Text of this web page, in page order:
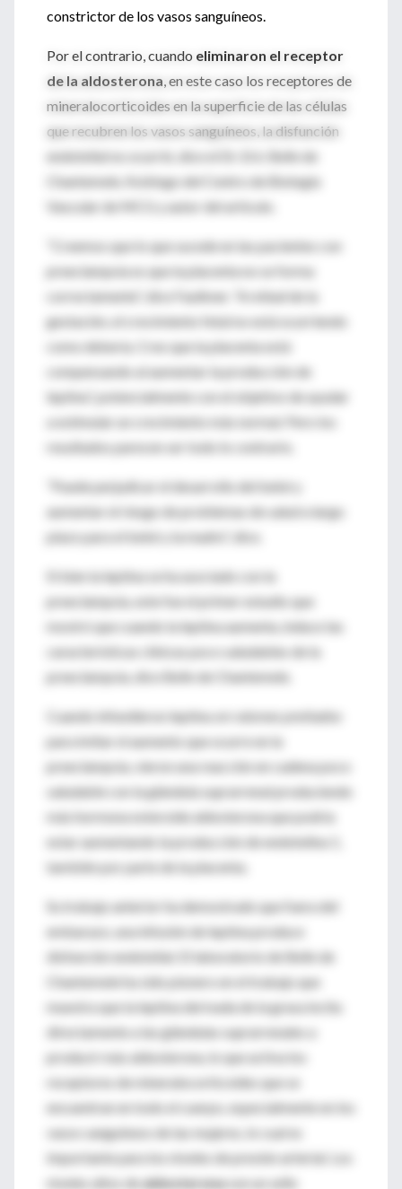
constrictor de los vasos sanguíneos.
Por el contrario, cuando eliminaron el receptor
de la aldosterona, en este caso los receptores de
mineralocorticoides en la superficie de las células
que recubren los vasos sanguíneos, la disfunción
endotelial no ocurrió, dice el Dr. Eric Belin de
Chantemele, fisiólogo del Centro de Biología
Vascular de MCG y autor del artículo.
“Creemos que lo que sucede en las pacientes con
preeclampsia es que la placenta no se forma
correctamente”, dice Faulkner. “A mitad de la
gestación, el crecimiento fetal no está ocurriendo
como debería. Creo que la placenta está
compensando al aumentar la producción de
leptina”, potencialmente con el objetivo de ayudar
a estimular un crecimiento más normal. Pero los
resultados parecen ser todo lo contrario.
“Puede perjudicar el desarrollo del bebé y
aumentar el riesgo de problemas de salud a largo
plazo para el bebé y la madre”, dice.
Si bien la leptina se ha asociado con la
preeclampsia, este fue el primer estudio que
mostró que cuando la leptina aumenta, induce las
características clínicas poco saludables de la
preeclampsia, dice Belin de Chantemele.
Cuando infundieron leptinaen ratones preñados
para imitar el aumento que ocurre en la
preeclampsia, vieron una reacción en cadena poco
saludable con la glándula suprarrenal produciendo
más hormona esteroide aldosterona que podría
estar aumentando la producción de endotelina 1,
también por parte de la placenta.
Su trabajo anterior ha demostrado que fuera del
embarazo, una infusión de leptina produce
disfunción endotelial. El laboratorio de Belin de
Chantemele ha sido pionero en el trabajo que
muestra que la leptina derivada de la grasa incita
directamente a las glándulas suprarrenales a
producir más aldosterona, lo que activa los
receptores de mineralocorticoides que se
encuentran en todo el cuerpo, especialmente en los
vasos sanguíneos de las mujeres, lo cual es
importante para los niveles de presión arterial. Los
niveles altos dealdosteronason un sello